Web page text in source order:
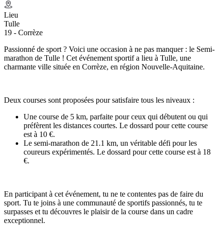
Lieu
Tulle
19 - Corrèze
Passionné de sport ? Voici une occasion à ne pas manquer : le Semi-
marathon de Tulle ! Cet événement sportif a lieu à Tulle, une
charmante ville située en Corrèze, en région Nouvelle-Aquitaine.
Deux courses sont proposées pour satisfaire tous les niveaux :
Une course de 5 km, parfaite pour ceux qui débutent ou qui
préfèrent les distances courtes. Le dossard pour cette course
est à 10 €.
Le semi-marathon de 21.1 km, un véritable défi pour les
coureurs expérimentés. Le dossard pour cette course est à 18
€.
En participant à cet événement, tu ne te contentes pas de faire du
sport. Tu te joins à une communauté de sportifs passionnés, tu te
surpasses et tu découvres le plaisir de la course dans un cadre
exceptionnel.